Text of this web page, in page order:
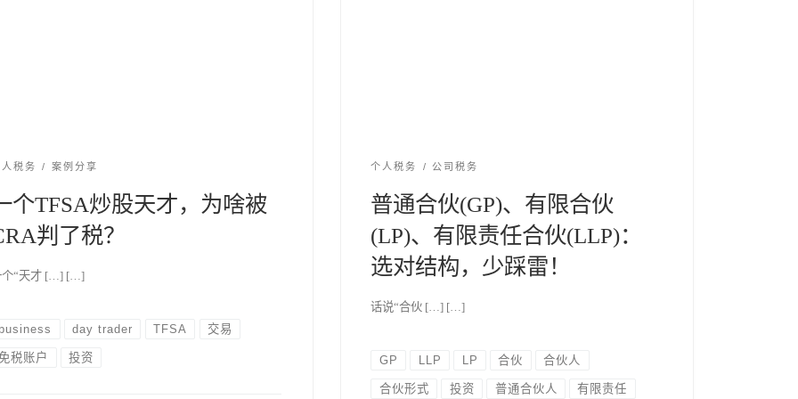
税务 案例分享
个TFSA炒股天才，为啥被
判了税？
个“天才 […] […]
day trader TFSA 交易
税账户 投资
个人税务 公司税务
普通合伙(GP)、有限合伙
(LP)、有限责任合伙(LLP)：
选对结构，少踩雷！
话说“合伙 […] […]
GP LLP LP 合伙 合伙人
合伙形式 投资 普通合伙人 有限责任